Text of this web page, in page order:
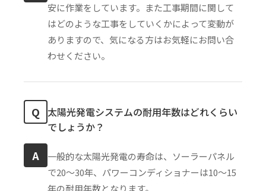
安に作業をしています。また工事期間に関して
はどのような工事をしていくかによって変動が
ありますので、気になる方はお気軽にお問い合
わせください。
Q 太陽光発電システムの耐用年数はどれくらい
でしょうか？
A
一般的な太陽光発電の寿命は、ソーラーパネル
で20〜30年、パワーコンディショナーは10〜15
年の耐用年数となります。